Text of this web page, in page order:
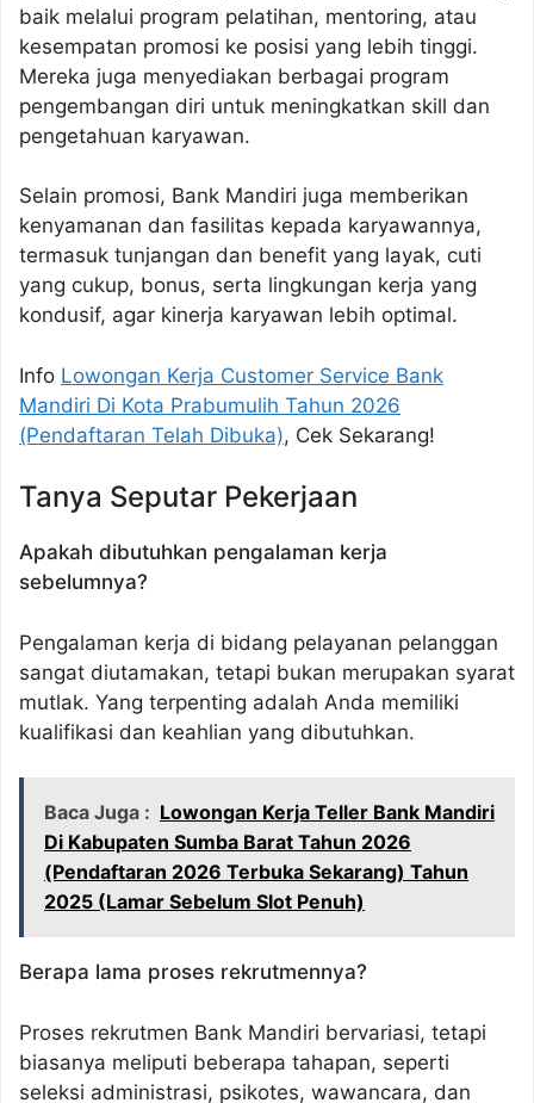
baik melalui program pelatihan, mentoring, atau
kesempatan promosi ke posisi yang lebih tinggi.
Mereka juga menyediakan berbagai program
pengembangan diri untuk meningkatkan skill dan
pengetahuan karyawan.
Selain promosi, Bank Mandiri juga memberikan
kenyamanan dan fasilitas kepada karyawannya,
termasuk tunjangan dan benefit yang layak, cuti
yang cukup, bonus, serta lingkungan kerja yang
kondusif, agar kinerja karyawan lebih optimal.
Info Lowongan Kerja Customer Service Bank
Mandiri Di Kota Prabumulih Tahun 2026
(Pendaftaran Telah Dibuka), Cek Sekarang!
Tanya Seputar Pekerjaan
Apakah dibutuhkan pengalaman kerja
sebelumnya?
Pengalaman kerja di bidang pelayanan pelanggan
sangat diutamakan, tetapi bukan merupakan syarat
mutlak. Yang terpenting adalah Anda memiliki
kualifikasi dan keahlian yang dibutuhkan.
Baca Juga : Lowongan Kerja Teller Bank Mandiri
Di Kabupaten Sumba Barat Tahun 2026
(Pendaftaran 2026 Terbuka Sekarang) Tahun
2025 (Lamar Sebelum Slot Penuh)
Berapa lama proses rekrutmennya?
Proses rekrutmen Bank Mandiri bervariasi, tetapi
biasanya meliputi beberapa tahapan, seperti
seleksi administrasi, psikotes, wawancara, dan